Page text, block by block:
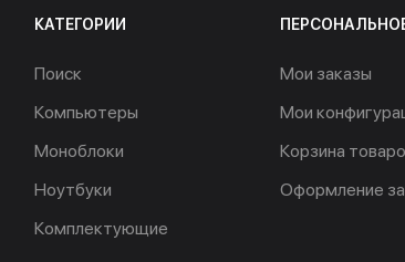
КАТЕГОРИИ
Поиск
Компьютеры
Моноблоки
Ноутбуки
Комплектующие
Мои заказы
Мои
Корзина
Оформление